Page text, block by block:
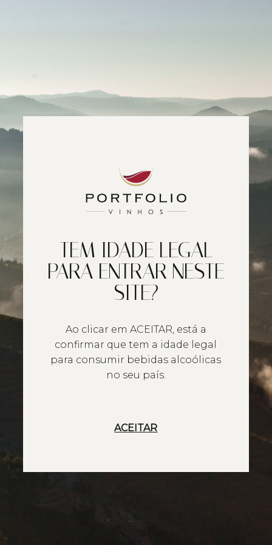
TEM IDADE LEGAL
PARA ENTRAR NESTE
SITE?
Ao clicar em ACEITAR, está a
confirmar que tem a idade legal
para consumir bebidas alcoólicas
no seu país.
ACEITAR